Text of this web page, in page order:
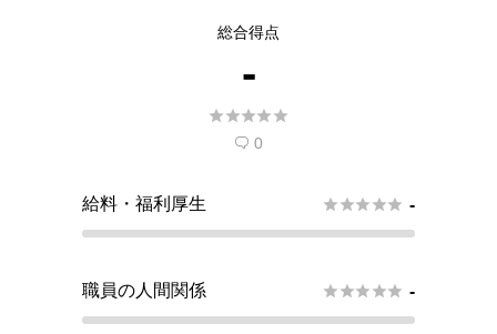
総合得点
-

 0
給料・福利厚生  -
職員の人間関係  -